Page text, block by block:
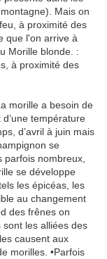
Mais on
à proximité des
que l'on arrive à
Morille blonde. :
à proximité des
morille a besoin de
température
d’avril à juin mais
se
nombreux,
se développe
les épicéas, les
au changement
des frênes on
les alliées des
causent aux
morilles. •Parfois